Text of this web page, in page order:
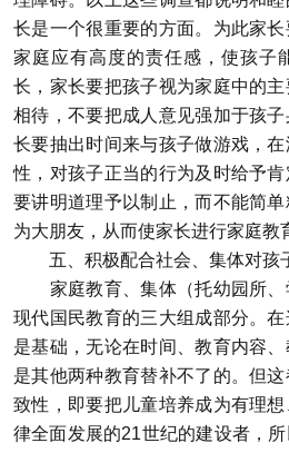
长是一个很重要的方面。为此家
家庭应有高度的责任感，使孩子
长，家长要把孩子视为家庭中的
相待，不要把成人意见强加于孩
长要抽出时间来与孩子做游戏，
性，对孩子正当的行为及时给予
要讲明道理予以制止，而不能简
为大朋友，从而使家长进行家庭教
五、积极配合社会、集体对孩
家庭教育、集体（托幼园所、
现代国民教育的三大组成部分。
是基础，无论在时间、教育内容、
是其他两种教育替补不了的。但
致性，即要把儿童培养成为有理
律全面发展的21世纪的建设者，